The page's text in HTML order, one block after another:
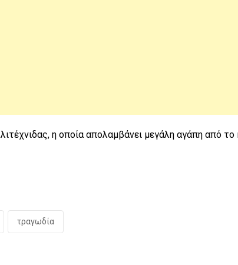
η οποία απολαμβάνει μεγάλη αγάπη από το
τραγωδία